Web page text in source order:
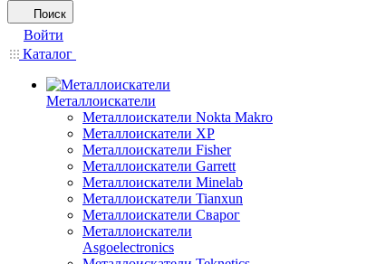
Поиск
Войти
Каталог
Металлоискатели
Металлоискатели Nokta Makro
Металлоискатели XP
Металлоискатели Fisher
Металлоискатели Garrett
Металлоискатели Minelab
Металлоискатели Tianxun
Металлоискатели Сварог
Металлоискатели
Asgoelectronics